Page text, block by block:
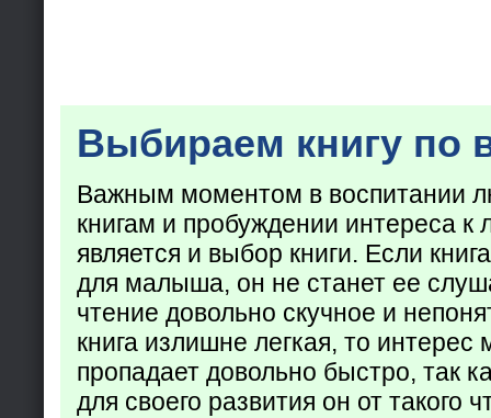
Выбираем книгу по
Важным моментом в воспитании
книгам и пробуждении интереса к
является и выбор книги. Если
для малыша, он не станет ее
чтение довольно скучное и
книга излишне легкая, то
пропадает довольно быстро, так
для своего развития он от такого